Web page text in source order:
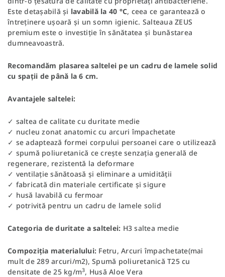
Este detașabilă și lavabilă la 40 °C, ceea ce garantează o
întreținere ușoară și un somn igienic. Salteaua ZEUS
premium este o investiție în sănătatea și bunăstarea
dumneavoastră.
Recomandăm plasarea saltelei pe un cadru de lamele solid
cu spații de până la 6 cm.
Avantajele saltelei:
✓ saltea de calitate cu duritate medie
✓ nucleu zonat anatomic cu arcuri împachetate
✓ se adaptează formei corpului persoanei care o utilizează
✓ spumă poliuretanică ce crește senzația generală de
regenerare, rezistentă la deformare
✓ ventilație sănătoasă și eliminare a umidității
✓ fabricată din materiale certificate și sigure
✓ husă lavabilă cu fermoar
✓ potrivită pentru un cadru de lamele solid
Categoria de duritate a saltelei: H3 saltea medie
Compoziția materialului: Fetru, Arcuri împachetate(mai
mult de 289 arcuri/m2), Spumă poliuretanică T25 cu
densitate de 25 kg/m3, Husă Aloe Vera